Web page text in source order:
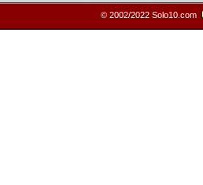
© 2002/2022 Solo10.com